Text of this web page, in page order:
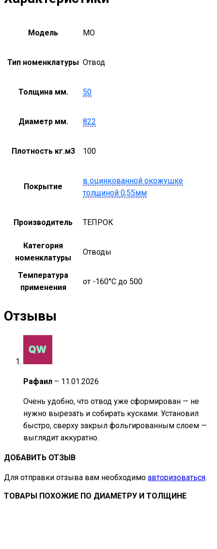
Модель MO
Тип номенклатуры Отвод
Толщина мм. 50
Диаметр мм. 822
Плотность кг.м3 100
Покрытие
в оцинкованной окожушке
толщиной 0,55мм
Производитель ТЕПРОК
Категория
номенклатуры
Отводы
Температура
применения
от -160°С до 500
Отзывы
Рафаил – 11.01.2026
Очень удобно, что отвод уже сформирован — не
нужно вырезать и собирать кусками. Установил
быстро, сверху закрыл фольгированным слоем —
выглядит аккуратно.
ДОБАВИТЬ ОТЗЫВ
Для отправки отзыва вам необходимо авторизоваться.
ТОВАРЫ ПОХОЖИЕ ПО ДИАМЕТРУ И ТОЛЩИНЕ